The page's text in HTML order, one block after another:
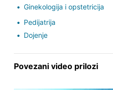
Ginekologija i opstetricija
Pedijatrija
Dojenje
Povezani video prilozi